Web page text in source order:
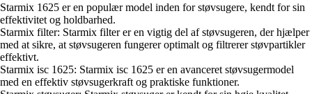
Starmix 1625 er en populær model inden for støvsugere, kendt for sin
effektivitet og holdbarhed.
Starmix filter: Starmix filter er en vigtig del af støvsugeren, der hjælper
med at sikre, at støvsugeren fungerer optimalt og filtrerer støvpartikler
effektivt.
Starmix isc 1625: Starmix isc 1625 er en avanceret støvsugermodel
med en effektiv støvsugerkraft og praktiske funktioner.